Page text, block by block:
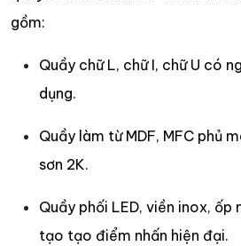
gồm:
Quầy chữ L, chữ I, chữ U có
dụng.
Quầy làm từ MDF, MFC phủ
sơn 2K.
Quầy phối LED, viền inox,
tạo tạo điểm nhấn hiện đại.